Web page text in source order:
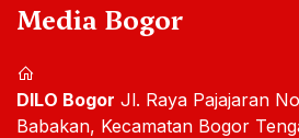
Media Bogor
DILO Bogor Jl. Raya Pajajaran
Babakan, Kecamatan Bogor